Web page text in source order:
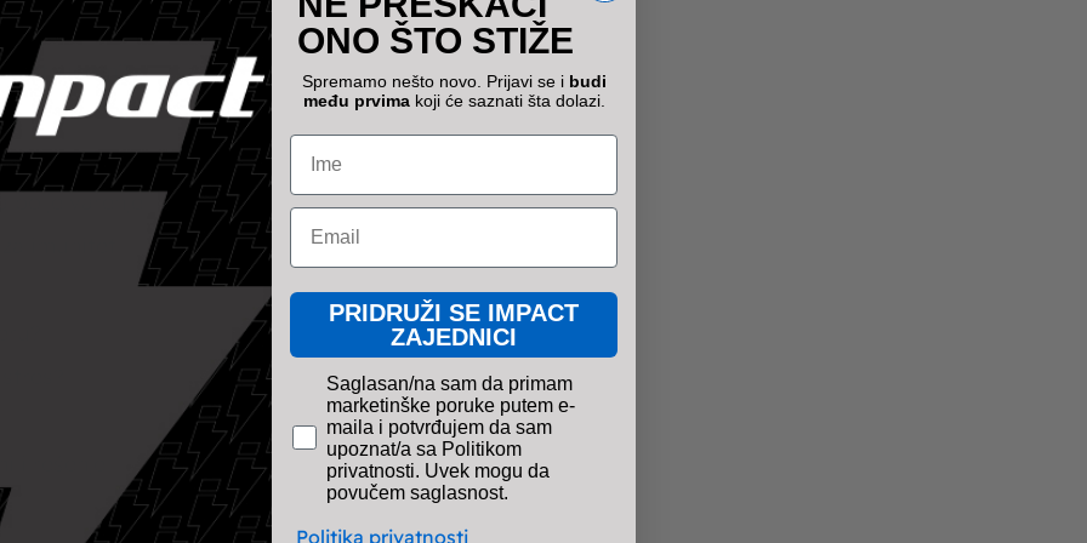
stolicom?
varenje
imunitet
i rešenje
ONO ŠTO STIŽE
Spremamo nešto novo. Prijavi se i budi
među prvimakoji će saznati šta dolazi.
Name
Email
PRIDRUŽI SE IMPACT
ZAJEDNICI
pravno obavezno polje
Saglasan/na sam da primam
marketinške poruke putem e-
maila i potvrđujem da sam
upoznat/a sa Politikom
privatnosti. Uvek mogu da
povučem saglasnost.
Politika privatnosti